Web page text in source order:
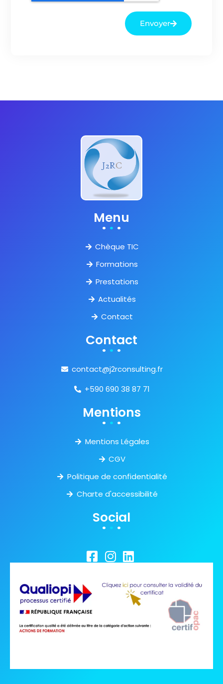
Envoyer
Menu
Chèque TIC
Formations
Prestations
Actualités
Contact
Contact
contact@j2rconsulting.fr
+590 690 38 87 71
Mentions
Mentions Légales
CGV
Politique de confidentialité
Charte d'accessibilité
Social